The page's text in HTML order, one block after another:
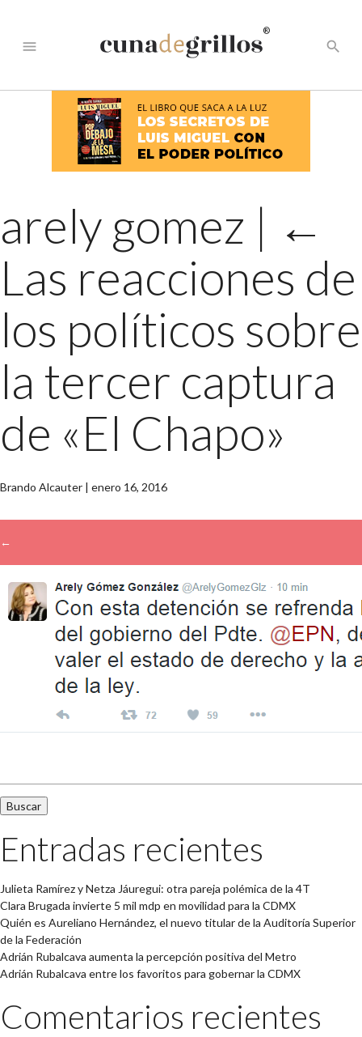
menu
®
search
arely gomez | ←
Las reacciones de
los políticos sobre
la tercer captura
de «El Chapo»
Brando Alcauter | enero 16, 2016
←
→
Entradas recientes
Julieta Ramírez y Netza Jáuregui: otra pareja polémica de la 4T
Clara Brugada invierte 5 mil mdp en movilidad para la CDMX
Quién es Aureliano Hernández, el nuevo titular de la Auditoría Superior
de la Federación
Adrián Rubalcava aumenta la percepción positiva del Metro
Adrián Rubalcava entre los favoritos para gobernar la CDMX
Comentarios recientes